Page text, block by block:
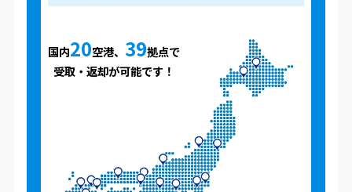
国内20空港、 39拠点で
受取・返却が可能です！